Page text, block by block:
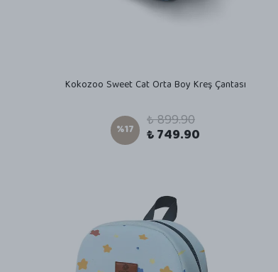
Kokozoo Sweet Cat Orta Boy Kreş Çantası
%17 ₺ 899.90
₺ 749.90